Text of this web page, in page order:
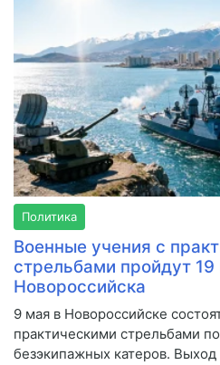
Политика
Военные учения с
стрельбами пройдут
Новороссийска
9 мая в Новороссийске
практическими стрельбами
безэкипажных катеров.